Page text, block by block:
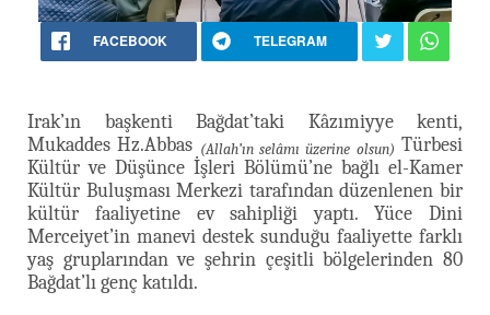
FACEBOOK TELEGRAM
Irak’ın başkenti Bağdat’taki Kâzımiyye kenti,
Mukaddes Hz.Abbas (Allah’ın selâmı üzerine olsun) Türbesi
Kültür ve Düşünce İşleri Bölümü’ne bağlı el-Kamer
Kültür Buluşması Merkezi tarafından düzenlenen bir
kültür faaliyetine ev sahipliği yaptı. Yüce Dini
Merceiyet’in manevi destek sunduğu faaliyette farklı
yaş gruplarından ve şehrin çeşitli bölgelerinden 80
Bağdat’lı genç katıldı.